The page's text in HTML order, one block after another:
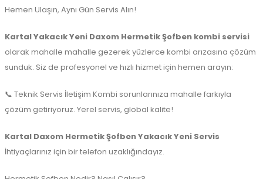
Hemen Ulaşın, Aynı Gün Servis Alın!
Kartal Yakacık Yeni Daxom Hermetik Şofben kombi servisi
olarak mahalle mahalle gezerek yüzlerce kombi arızasına çözüm
sunduk. Siz de profesyonel ve hızlı hizmet için hemen arayın:
📞 Teknik Servis İletişim Kombi sorunlarınıza mahalle farkıyla
çözüm getiriyoruz. Yerel servis, global kalite!
Kartal Daxom Hermetik ŞofbenYakacık Yeni Servis
İhtiyaçlarınız için bir telefon uzaklığındayız.